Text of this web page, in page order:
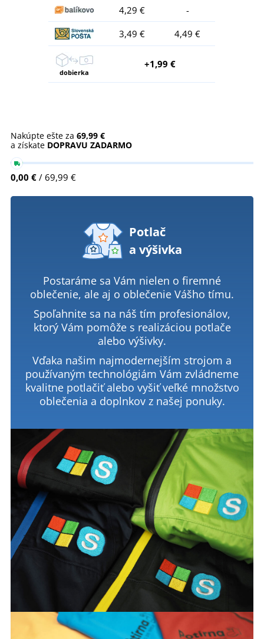
4,29 €
-
3,49 €
4,49 €
dobierka
+1,99 €
Nakúpte ešte za 69,99 €
a získate DOPRAVU ZADARMO
0,00 € / 69,99 €
Potlač
a výšivka
Postaráme sa Vám nielen o firemné
oblečenie, ale aj o oblečenie Vášho tímu.
Spoľahnite sa na náš tím profesionálov,
ktorý Vám pomôže s realizáciou potlače
alebo výšivky.
Vďaka našim najmodernejším strojom a
používaným technológiám Vám zvládneme
kvalitne potlačiť alebo vyšiť veľké množstvo
oblečenia a doplnkov z našej ponuky.